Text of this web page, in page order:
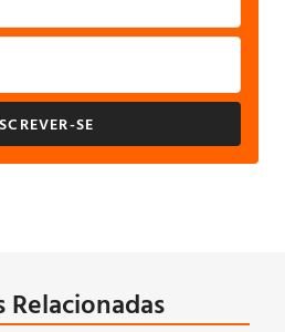
SE
Relacionadas